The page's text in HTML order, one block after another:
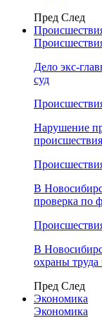
Пред След
Дело экс-
суд
Нарушение
В
проверка по
В
охраны
Пред След
Экономика
Экономика